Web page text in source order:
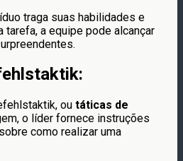
traga suas habilidades e
tarefa, a equipe pode alcançar
ou táticas de
o líder fornece instruções
como realizar uma